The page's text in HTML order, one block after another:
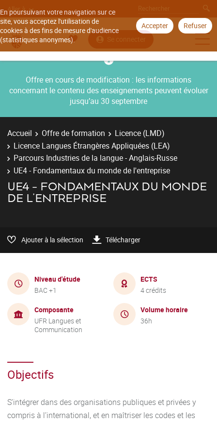
En poursuivant votre navigation sur ce
site, vous acceptez l'utilisation de
cookies à des fins de mesure d'audience
(statistiques anonymes).
Accepter Refuser
Aller à
Se connecter
Offre en cours de modification : les informations
concernant le contenu des enseignements peuvent évoluer
jusqu’au 30 septembre
Accueil Offre de formation
Licence (LMD)
Licence Langues Étrangères Appliquées (LEA)
Parcours Industries de la langue - Anglais-Russe
UE4 - Fondamentaux du monde de l'entreprise
UE4 - FONDAMENTAUX DU MONDE
DE L'ENTREPRISE
Ajouter à la sélection Télécharger
Niveau d'étude
BAC +1
ECTS
4 crédits
Composante
UFR Langues et
Communication
Volume horaire
36h
Objectifs
S’intégrer dans des organisations publiques et privées y
compris à l’international, et en maîtriser les codes et les